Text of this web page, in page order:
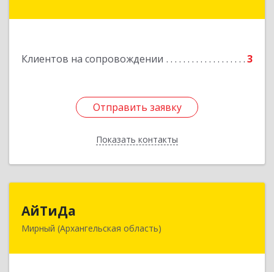
Клиентов на сопровождении 3
Отправить заявку
Показать контакты
Отправить заявку
Назад
АйТиДа
Мирный (Архангельская область)
164170, Архангельская обл, Мирный г,